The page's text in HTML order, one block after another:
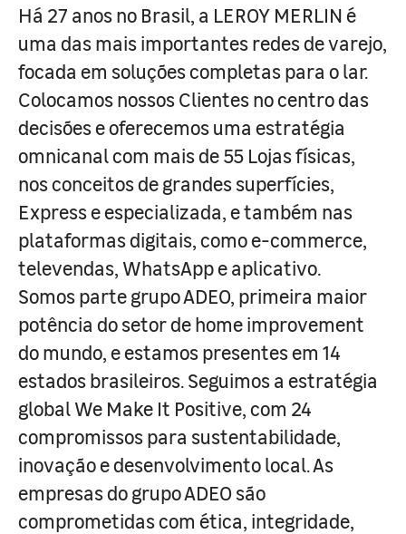
Há 27 anos no Brasil, a LEROY MERLIN é
uma das mais importantes redes de varejo,
focada em soluções completas para o lar.
Colocamos nossos Clientes no centro das
decisões e oferecemos uma estratégia
omnicanal com mais de 55 Lojas físicas,
nos conceitos de grandes superfícies,
Express e especializada, e também nas
plataformas digitais, como e-commerce,
televendas, WhatsApp e aplicativo.
Somos parte grupo ADEO, primeira maior
potência do setor de home improvement
do mundo, e estamos presentes em 14
estados brasileiros. Seguimos a estratégia
global We Make It Positive, com 24
compromissos para sustentabilidade,
inovação e desenvolvimento local. As
empresas do grupo ADEO são
comprometidas com ética, integridade,